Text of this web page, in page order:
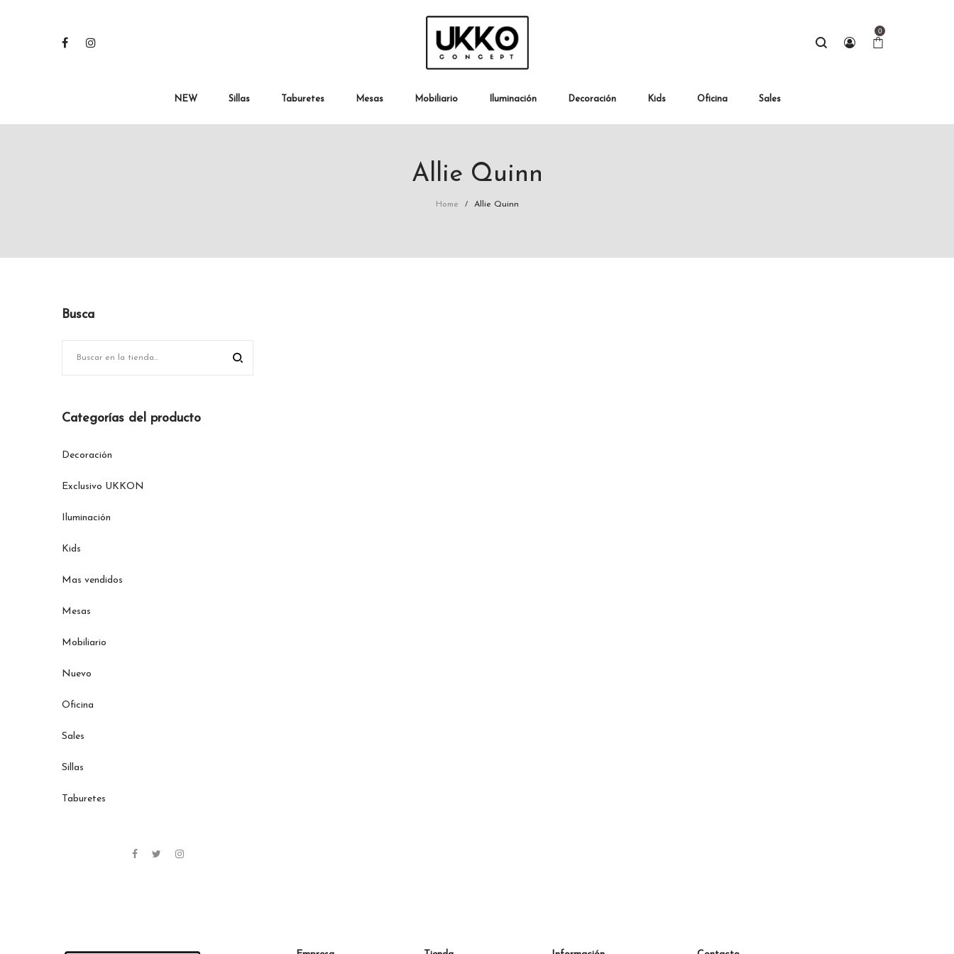
0
NEW Sillas Taburetes Mesas Mobiliario Iluminación Decoración Kids Oficina Sales
Allie Quinn
Home / Allie Quinn
Busca
Categorías del producto
Decoración
Exclusivo UKKON
Iluminación
Kids
Mas vendidos
Mesas
Mobiliario
Nuevo
Oficina
Sales
Sillas
Taburetes